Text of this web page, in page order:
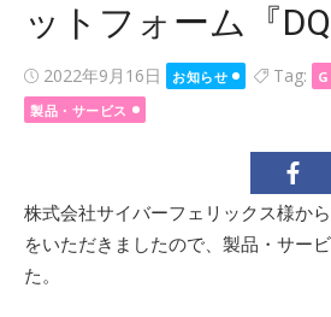
ットフォーム『DQ
Posted
on
2022年9月16日 お知らせ Tag:
製品・サービス
株式会社サイバーフェリックス様か
をいただきましたので、製品・サー
た。